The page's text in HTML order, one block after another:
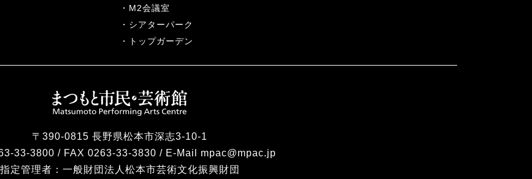
M2会議室
シアターパーク
トップガーデン
〒390-0815 長野県松本市深志3-10-1
33-3800 / FAX 0263-33-3830 / E-Mail mpac@mpac.jp
指定管理者： 一般財団法人松本市芸術文化振興財団